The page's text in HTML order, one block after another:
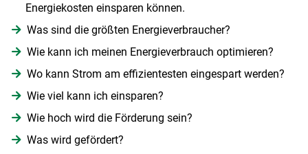
Energiekosten einsparen können.
Was sind die größten Energieverbraucher?
Wie kann ich meinen Energieverbrauch optimieren?
Wo kann Strom am effizientesten eingespart werden?
Wie viel kann ich einsparen?
Wie hoch wird die Förderung sein?
Was wird gefördert?